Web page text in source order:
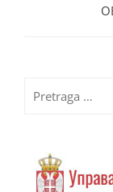
za: